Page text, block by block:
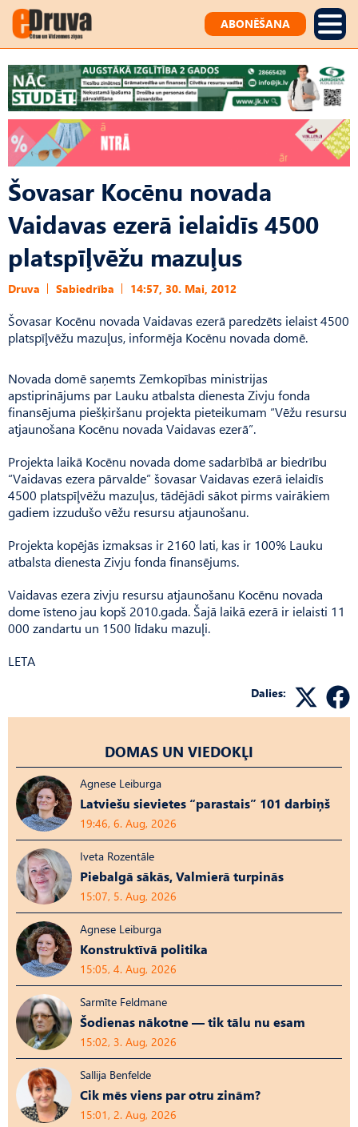
ABONĒŠANA
Šovasar Kocēnu novada
Vaidavas ezerā ielaidīs 4500
platspīļvēžu mazuļus
Druva Sabiedrība 14:57, 30. Mai, 2012
Šovasar Kocēnu novada Vaidavas ezerā paredzēts ielaist 4500
platspīļvēžu mazuļus, informēja Kocēnu novada domē.
Novada domē saņemts Zemkopības ministrijas
apstiprinājums par Lauku atbalsta dienesta Zivju fonda
finansējuma piešķiršanu projekta pieteikumam “Vēžu resursu
atjaunošana Kocēnu novada Vaidavas ezerā”.
Projekta laikā Kocēnu novada dome sadarbībā ar biedrību
“Vaidavas ezera pārvalde” šovasar Vaidavas ezerā ielaidīs
4500 platspīļvēžu mazuļus, tādējādi sākot pirms vairākiem
gadiem izzudušo vēžu resursu atjaunošanu.
Projekta kopējās izmaksas ir 2160 lati, kas ir 100% Lauku
atbalsta dienesta Zivju fonda finansējums.
Vaidavas ezera zivju resursu atjaunošanu Kocēnu novada
dome īsteno jau kopš 2010.gada. Šajā laikā ezerā ir ielaisti 11
000 zandartu un 1500 līdaku mazuļi.
LETA
Dalies:
DOMAS UN VIEDOKĻI
Agnese Leiburga
Latviešu sievietes “parastais” 101 darbiņš
19:46, 6. Aug, 2026
Iveta Rozentāle
Piebalgā sākās, Valmierā turpinās
15:07, 5. Aug, 2026
Agnese Leiburga
Konstruktīvā politika
15:05, 4. Aug, 2026
Sarmīte Feldmane
Šodienas nākotne — tik tālu nu esam
15:02, 3. Aug, 2026
Sallija Benfelde
Cik mēs viens par otru zinām?
15:01, 2. Aug, 2026